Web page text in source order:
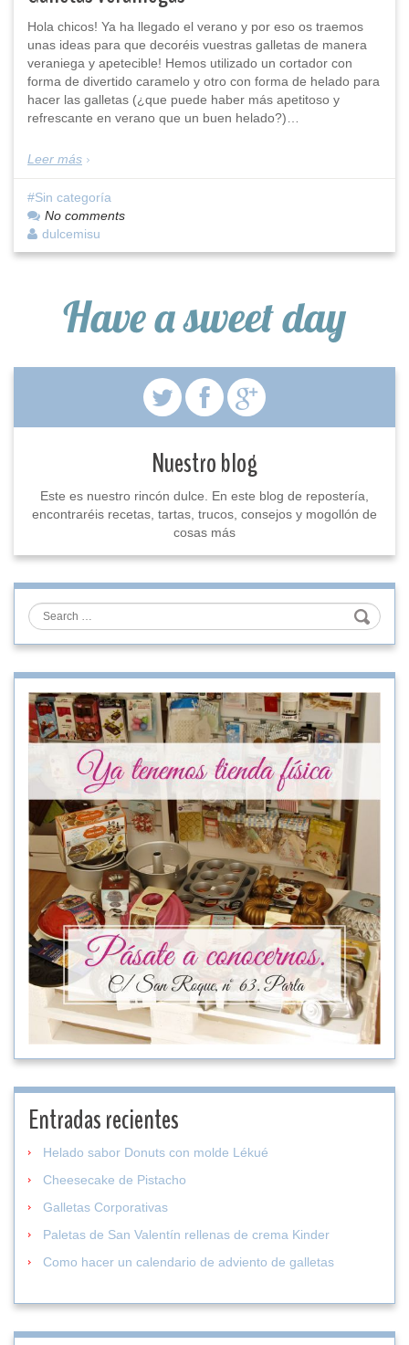
Hola chicos! Ya ha llegado el verano y por eso os traemos
unas ideas para que decoréis vuestras galletas de manera
veraniega y apetecible! Hemos utilizado un cortador con
forma de divertido caramelo y otro con forma de helado para
hacer las galletas (¿que puede haber más apetitoso y
refrescante en verano que un buen helado?)…
Leer más
Sin categoría
No comments
dulcemisu
Have a sweet day
Nuestro blog
Este es nuestro rincón dulce. En este blog de repostería,
encontraréis recetas, tartas, trucos, consejos y mogollón de
cosas más
Search
Entradas recientes
Helado sabor Donuts con molde Lékué
Cheesecake de Pistacho
Galletas Corporativas
Paletas de San Valentín rellenas de crema Kinder
Como hacer un calendario de adviento de galletas